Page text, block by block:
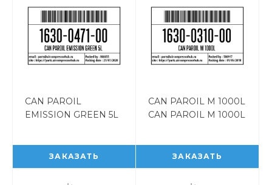
CAN PAROIL
EMISSION GREEN 5L
1630047100
ЗАКАЗАТЬ
CAN PAROIL M 1000L
CAN PAROIL M 1000L
ЗАКАЗАТЬ